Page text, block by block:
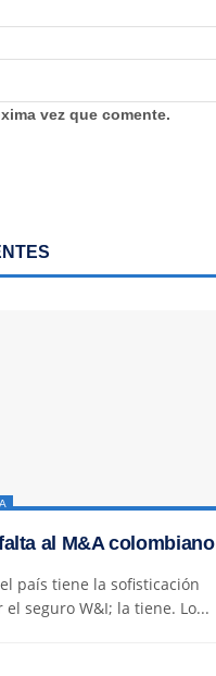
vez que comente.
al M&A colombiano
país tiene la sofisticación
seguro W&I; la tiene. Lo...